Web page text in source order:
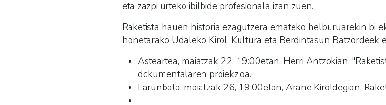
eta zazpi urteko ibilbide profesionala izan zuen.
Raketista hauen historia ezagutzera emateko helburuarekin bi
honetarako Udaleko Kirol, Kultura eta Berdintasun Batzordeek
Asteartea, maiatzak 22, 19:00etan, Herri Antzokian,
dokumentalaren proiekzioa.
Larunbata, maiatzak 26, 19:00etan, Arane Kiroldegian,